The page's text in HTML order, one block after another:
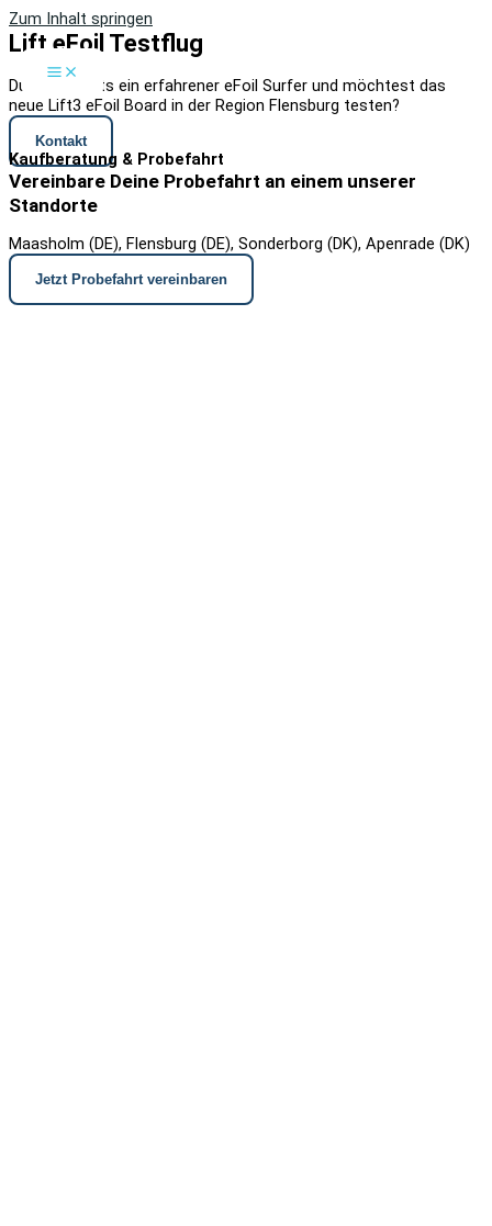
Zum Inhalt springen
Lift eFoil Testflug
Du bist bereits ein erfahrener eFoil Surfer und möchtest das
neue Lift3 eFoil Board in der Region Flensburg testen?
Kontakt
Kaufberatung & Probefahrt
Vereinbare Deine Probefahrt an einem unserer
Standorte
Maasholm (DE), Flensburg (DE), Sonderborg (DK), Apenrade (DK)
Jetzt Probefahrt vereinbaren